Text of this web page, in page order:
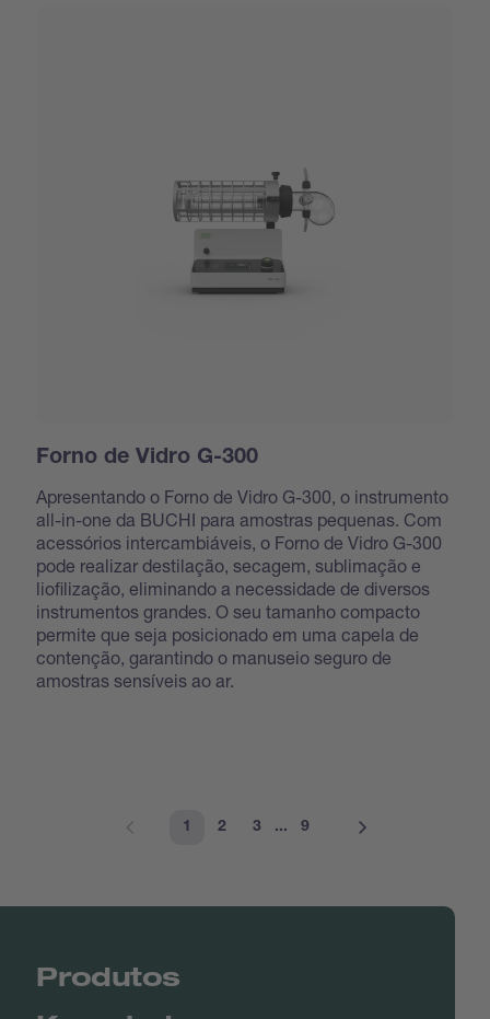
Forno de Vidro G-300
Apresentando o Forno de Vidro G-300, o instrumento
all-in-one da BUCHI para amostras pequenas. Com
acessórios intercambiáveis, o Forno de Vidro G-300
pode realizar destilação, secagem, sublimação e
liofilização, eliminando a necessidade de diversos
instrumentos grandes. O seu tamanho compacto
permite que seja posicionado em uma capela de
contenção, garantindo o manuseio seguro de
amostras sensíveis ao ar.
1 2 3 ... 9
Produtos